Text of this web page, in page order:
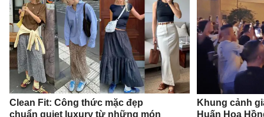
Clean Fit: Công thức mặc đẹp
chuẩn quiet luxury từ những món
Khung cảnh
Huấn Hoa